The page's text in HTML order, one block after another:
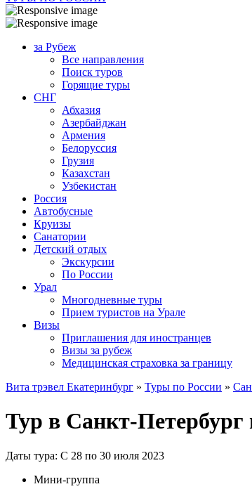
за Рубеж
Все направления
Поиск туров
Горящие туры
СНГ
Абхазия
Азербайджан
Армения
Белоруссия
Грузия
Казахстан
Узбекистан
Россия
Автобусные
Круизы
Санатории
Детский отдых
Экскурсии
По России
Урал
Многодневные туры
Прием туристов на Урале
Визы
Приглашения для иностранцев
Визы за рубеж
Медицинская страховка за границу
Вита трэвел Екатеринбург » Туры по России »
Тур в Санкт-Петербург
Даты тура: С 28 по 30 июля 2023
Мини-группа